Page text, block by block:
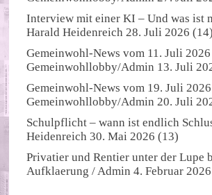
Interview mit einer KI – Und was ist
Harald Heidenreich 28. Juli 2026 (14)
Gemeinwohl-News vom 11. Juli 2026
Gemeinwohllobby/Admin 13. Juli
Gemeinwohl-News vom 19. Juli 2026
Gemeinwohllobby/Admin 20. Juli
Schulpflicht – wann ist endlich
Heidenreich 30. Mai 2026 (13)
Privatier und Rentier unter der Lupe
Aufklaerung / Admin 4. Februar 2026